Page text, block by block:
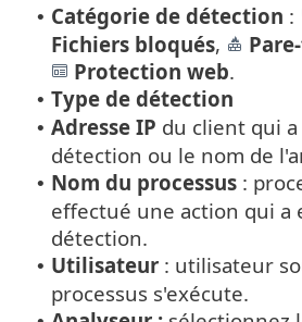
• Catégorie de détection :
Fichiers bloqués,
Protection web.
• Type de détection
• Adresse IP du client qui
détection ou le nom de
• Nom du processus :
effectué une action qui a
détection.
• Utilisateur : utilisateur
processus s'exécute.